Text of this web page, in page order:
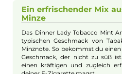
Beschreibung
Dinner Lady - Mint
Aroma